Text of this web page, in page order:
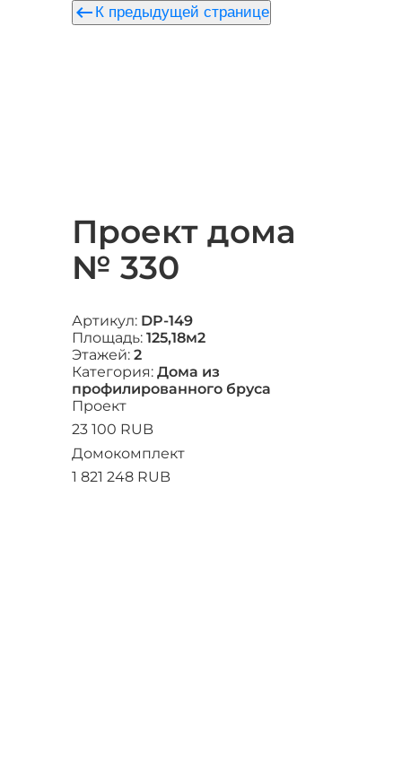
keyboard_backspace К предыдущей странице
Проект дома
№ 330
Артикул: DP-149
Площадь: 125,18м2
Этажей: 2
Категория: Дома из
профилированного бруса
Проект
23 100 RUB
Домокомплект
1 821 248 RUB